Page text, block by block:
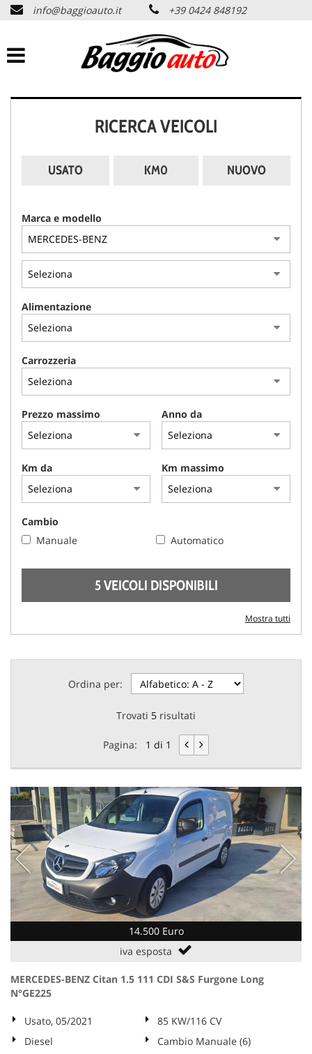
AZIENDA
LISTA VEICOLI
SERVIZI
NEWS
info@baggioauto.it +39 0424 848192
RICERCA VEICOLI
USATO KM0 NUOVO
Marca e modello
Alimentazione
Carrozzeria
Prezzo massimo Anno da
Km da Km massimo
Cambio
Manuale
Automatico
5 VEICOLI DISPONIBILI
Mostra tutti
Ordina per:
Trovati 5 risultati
Pagina: 1 di 1
14.500 Euro
iva esposta
MERCEDES-BENZ Citan 1.5 111 CDI S&S Furgone Long
N°GE225
Usato, 05/2021
85 KW/116 CV
Diesel
Cambio Manuale (6)